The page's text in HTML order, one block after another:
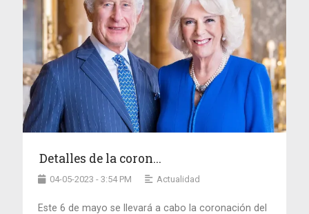
Detalles de la coron...
04-05-2023 - 3:54 PM Actualidad
Este 6 de mayo se llevará a cabo la coronación del